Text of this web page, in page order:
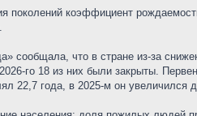
поколений коэффициент
сообщала, что в стране из-за
го 18 из них были закрыты.
22,7 года, в 2025-м он увеличился